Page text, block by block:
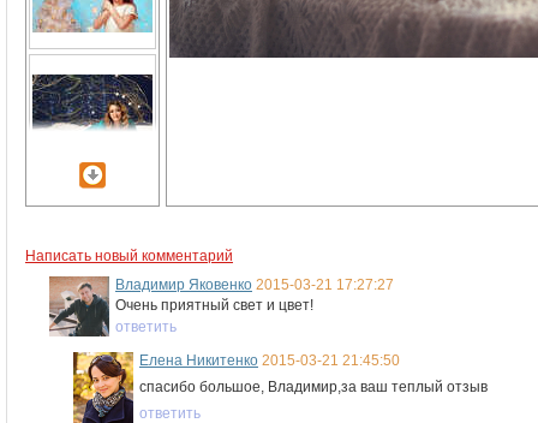
Написать новый комментарий
Владимир Яковенко 2015-03-21 17:27:27
Очень приятный свет и цвет!
ответить
Елена Никитенко 2015-03-21 21:45:50
спасибо большое, Владимир,за ваш теплый отзыв
ответить